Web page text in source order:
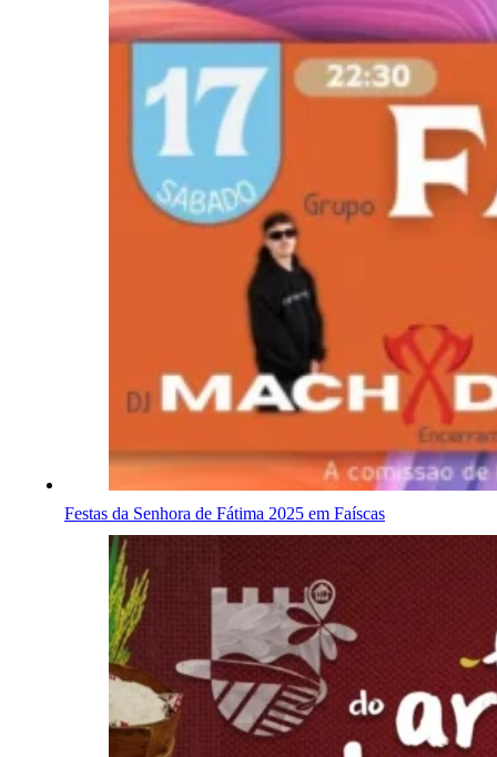
Festas da Senhora de Fátima 2025 em Faíscas